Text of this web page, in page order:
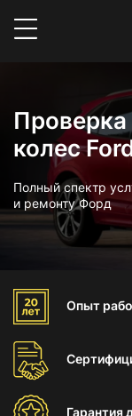
Проверка
колес
Полный спектр
и ремонту Форд
Опыт
Гарантия